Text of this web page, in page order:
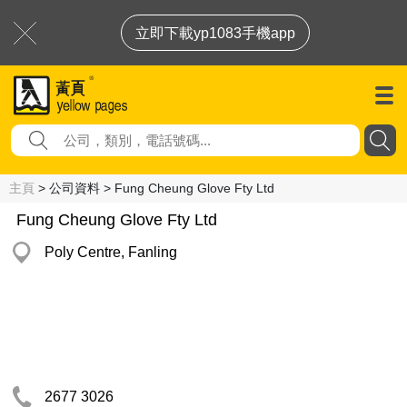
立即下載yp1083手機app
主頁 > 公司資料 > Fung Cheung Glove Fty Ltd
Fung Cheung Glove Fty Ltd
Poly Centre, Fanling
2677 3026